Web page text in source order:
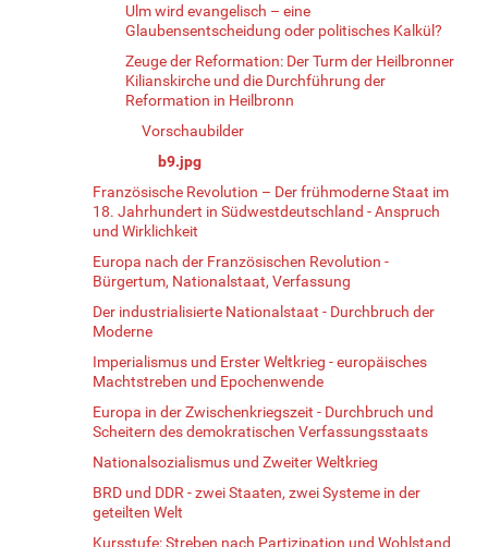
Ulm wird evangelisch – eine
Glaubensentscheidung oder politisches Kalkül?
Zeuge der Reformation: Der Turm der Heilbronner
Kilianskirche und die Durchführung der
Reformation in Heilbronn
Vorschaubilder
b9.jpg
Französische Revolution – Der frühmoderne Staat im
18. Jahrhundert in Südwestdeutschland - Anspruch
und Wirklichkeit
Europa nach der Französischen Revolution -
Bürgertum, Nationalstaat, Verfassung
Der industrialisierte Nationalstaat - Durchbruch der
Moderne
Imperialismus und Erster Weltkrieg - europäisches
Machtstreben und Epochenwende
Europa in der Zwischenkriegszeit - Durchbruch und
Scheitern des demokratischen Verfassungsstaats
Nationalsozialismus und Zweiter Weltkrieg
BRD und DDR - zwei Staaten, zwei Systeme in der
geteilten Welt
Kursstufe: Streben nach Partizipation und Wohlstand